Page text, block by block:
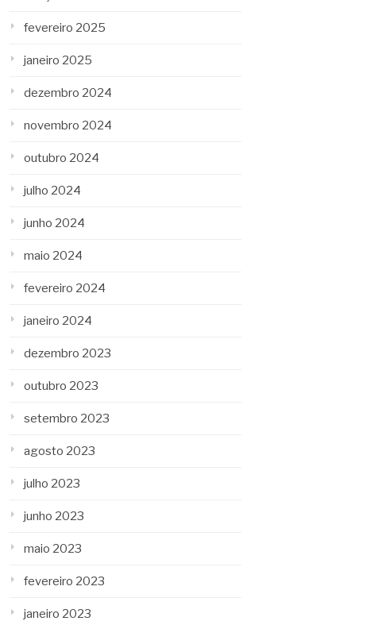
fevereiro 2025
janeiro 2025
dezembro 2024
novembro 2024
outubro 2024
julho 2024
junho 2024
maio 2024
fevereiro 2024
janeiro 2024
dezembro 2023
outubro 2023
setembro 2023
agosto 2023
julho 2023
junho 2023
maio 2023
fevereiro 2023
janeiro 2023